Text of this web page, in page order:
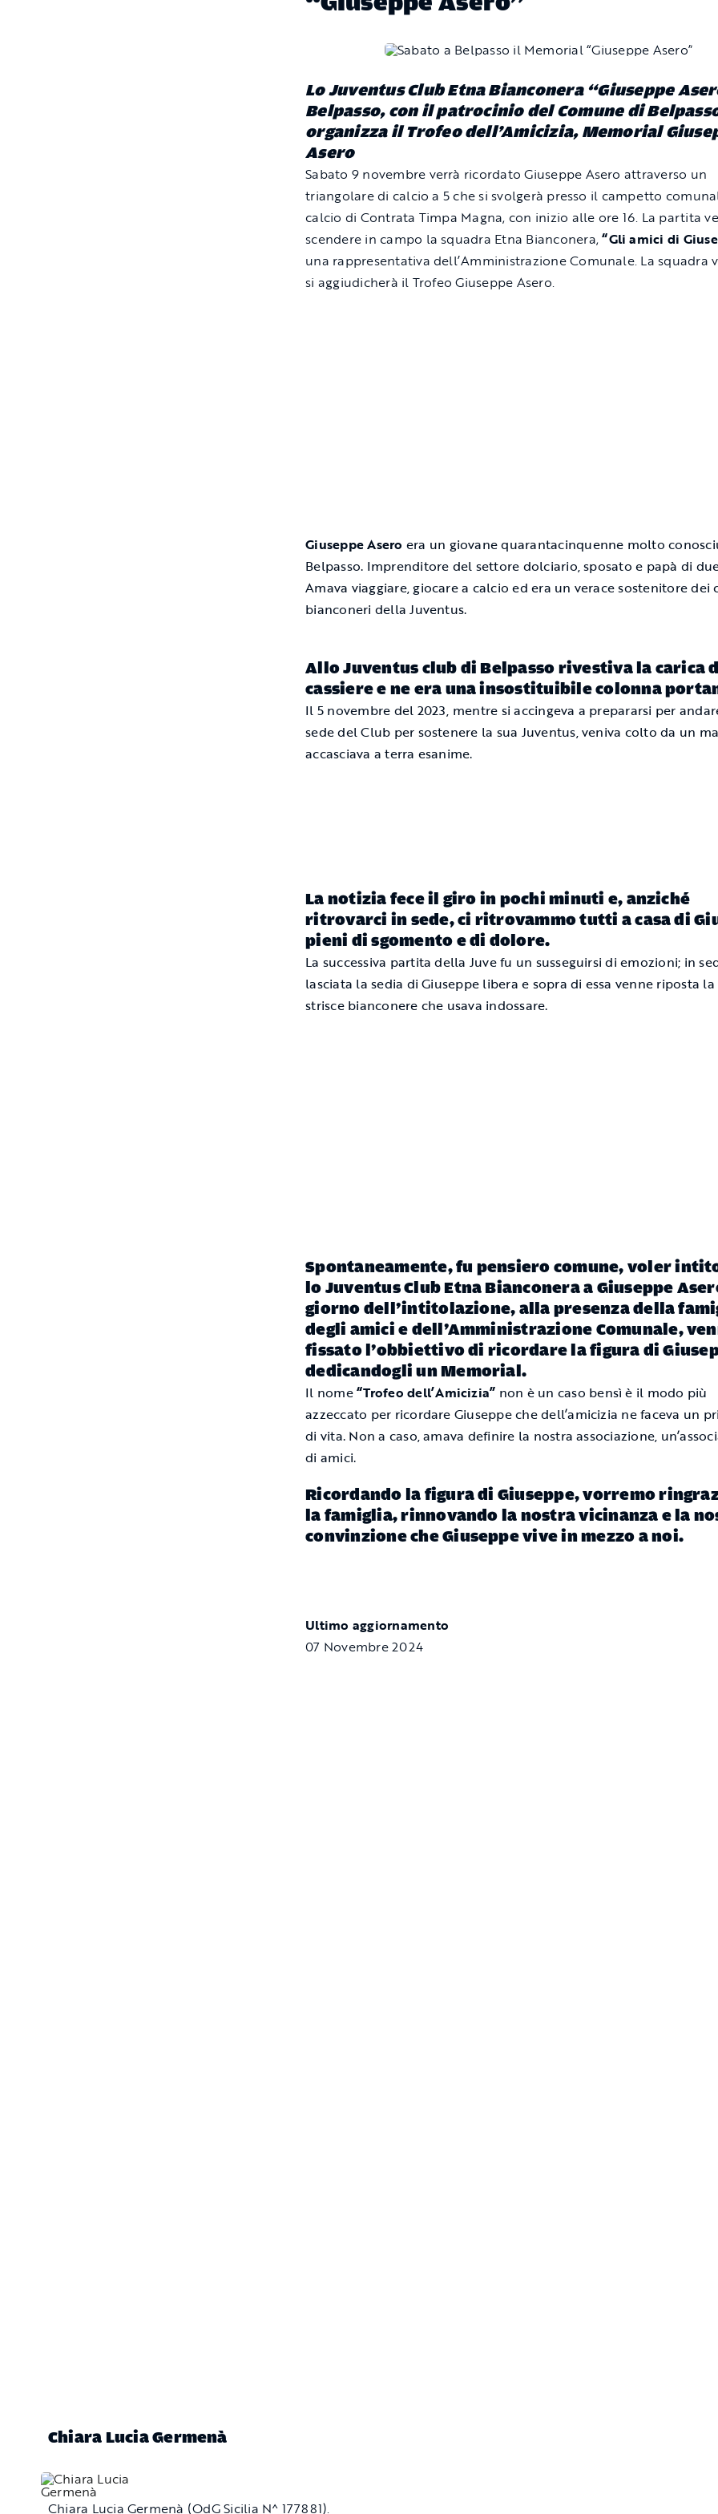
Lo Juventus Club Etna Bianconera “Giuseppe
Belpasso, con il patrocinio del Comune di
organizza il Trofeo dell’Amicizia, Memorial
Asero
Sabato 9 novembre verrà ricordato Giuseppe Asero attraverso un
triangolare di calcio a 5 che si svolgerà presso il campetto
calcio di Contrata Timpa Magna, con inizio alle ore 16. La partita
scendere in campo la squadra Etna Bianconera,“Gli amici di
una rappresentativa dell’Amministrazione Comunale. La squadra
si aggiudicherà il Trofeo Giuseppe Asero.
Giuseppe Asero era un giovane quarantacinquenne molto
Belpasso. Imprenditore del settore dolciario, sposato e papà di
Amava viaggiare, giocare a calcio ed era un verace sostenitore dei
bianconeri della Juventus.
Allo Juventus club di Belpasso rivestiva la carica
cassiere e ne era una insostituibile colonna
Il 5 novembre del 2023, mentre si accingeva a prepararsi per
sede del Club per sostenere la sua Juventus, veniva colto da un
accasciava a terra esanime.
La notizia fece il giro in pochi minuti e, anziché
ritrovarci in sede, ci ritrovammo tutti a casa di
pieni di sgomento e di dolore.
La successiva partita della Juve fu un susseguirsi di emozioni; in
lasciata la sedia di Giuseppe libera e sopra di essa venne riposta
strisce bianconere che usava indossare.
Spontaneamente, fu pensiero comune, voler
lo Juventus Club Etna Bianconera a Giuseppe
giorno dell’intitolazione, alla presenza della
degli amici e dell’Amministrazione Comunale,
fissato l’obbiettivo di ricordare la figura di
dedicandogli un Memorial.
Il nome“Trofeo dell’Amicizia” non è un caso bensì è il modo più
azzeccato per ricordare Giuseppe che dell’amicizia ne faceva un
di vita. Non a caso, amava definire la nostra associazione,
di amici.
Ricordando la figura di Giuseppe, vorremo
la famiglia, rinnovando la nostra vicinanza e la
convinzione che Giuseppe vive in mezzo a noi.
Ultimo aggiornamento
07 Novembre 2024
Chiara Lucia Germenà
Chiara Lucia Germenà (OdG Sicilia N^ 177881).